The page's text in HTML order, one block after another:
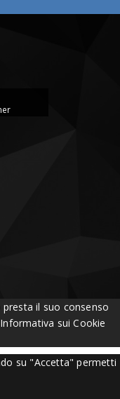
il suo consenso
Informativa sui Cookie
su "Accetta" permetti